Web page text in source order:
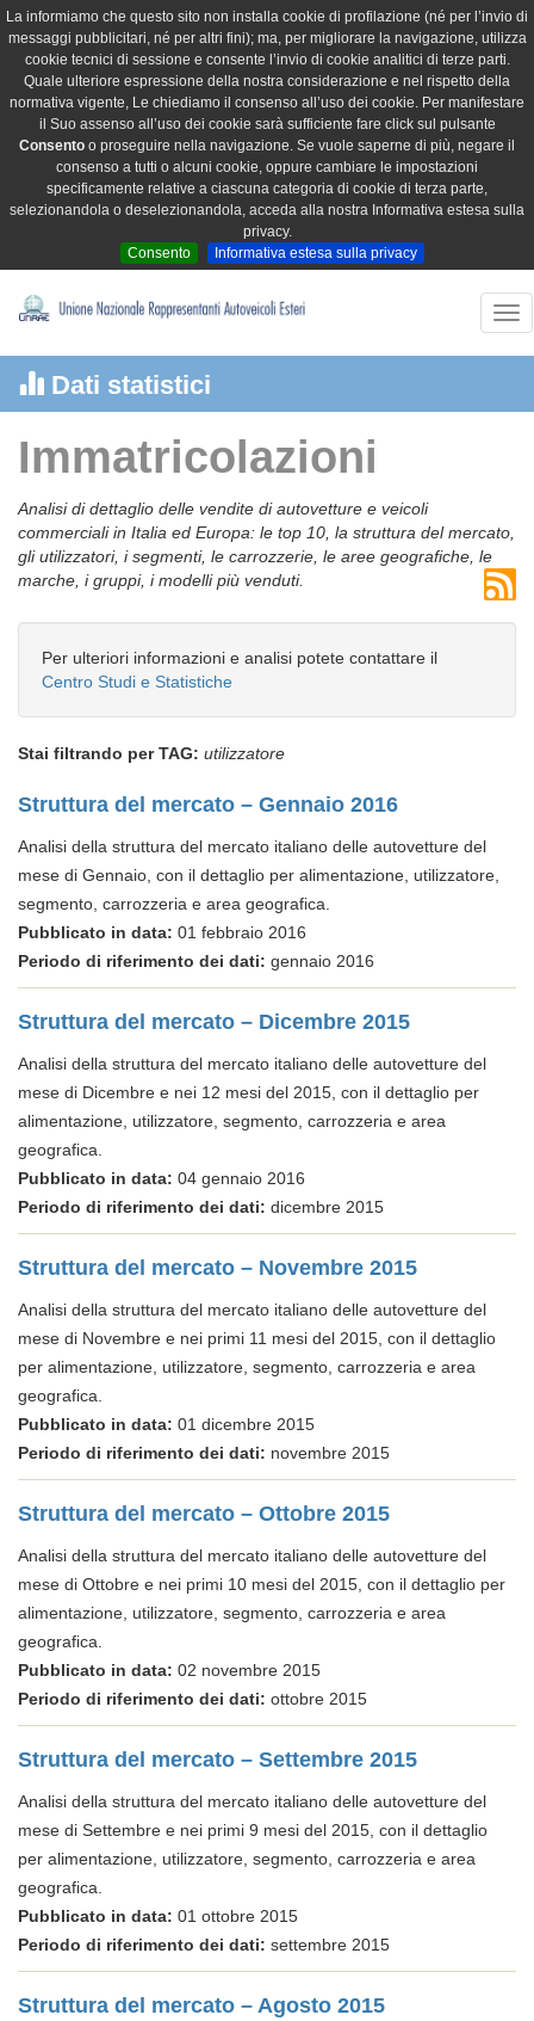
La informiamo che questo sito non installa cookie di profilazione (né per l’invio di
messaggi pubblicitari, né per altri fini); ma, per migliorare la navigazione, utilizza
cookie tecnici di sessione e consente l’invio di cookie analitici di terze parti.
Quale ulteriore espressione della nostra considerazione e nel rispetto della
normativa vigente, Le chiediamo il consenso all’uso dei cookie. Per manifestare
il Suo assenso all’uso dei cookie sarà sufficiente fare click sul pulsante
Consento o proseguire nella navigazione. Se vuole saperne di più, negare il
consenso a tutti o alcuni cookie, oppure cambiare le impostazioni
specificamente relative a ciascuna categoria di cookie di terza parte,
selezionandola o deselezionandola, acceda alla nostra Informativa estesa sulla
privacy.
Consento
Informativa estesa sulla privacy
Dati statistici
Immatricolazioni
Analisi di dettaglio delle vendite di autovetture e veicoli
commerciali in Italia ed Europa: le top 10, la struttura del mercato,
gli utilizzatori, i segmenti, le carrozzerie, le aree geografiche, le
marche, i gruppi, i modelli più venduti.
Per ulteriori informazioni e analisi potete contattare il
Centro Studi e Statistiche
Stai filtrando per TAG: utilizzatore
Struttura del mercato – Gennaio 2016
Analisi della struttura del mercato italiano delle autovetture del
mese di Gennaio, con il dettaglio per alimentazione, utilizzatore,
segmento, carrozzeria e area geografica.
Pubblicato in data: 01 febbraio 2016
Periodo di riferimento dei dati: gennaio 2016
Struttura del mercato – Dicembre 2015
Analisi della struttura del mercato italiano delle autovetture del
mese di Dicembre e nei 12 mesi del 2015, con il dettaglio per
alimentazione, utilizzatore, segmento, carrozzeria e area
geografica.
Pubblicato in data: 04 gennaio 2016
Periodo di riferimento dei dati: dicembre 2015
Struttura del mercato – Novembre 2015
Analisi della struttura del mercato italiano delle autovetture del
mese di Novembre e nei primi 11 mesi del 2015, con il dettaglio
per alimentazione, utilizzatore, segmento, carrozzeria e area
geografica.
Pubblicato in data: 01 dicembre 2015
Periodo di riferimento dei dati: novembre 2015
Struttura del mercato – Ottobre 2015
Analisi della struttura del mercato italiano delle autovetture del
mese di Ottobre e nei primi 10 mesi del 2015, con il dettaglio per
alimentazione, utilizzatore, segmento, carrozzeria e area
geografica.
Pubblicato in data: 02 novembre 2015
Periodo di riferimento dei dati: ottobre 2015
Struttura del mercato – Settembre 2015
Analisi della struttura del mercato italiano delle autovetture del
mese di Settembre e nei primi 9 mesi del 2015, con il dettaglio
per alimentazione, utilizzatore, segmento, carrozzeria e area
geografica.
Pubblicato in data: 01 ottobre 2015
Periodo di riferimento dei dati: settembre 2015
Struttura del mercato – Agosto 2015